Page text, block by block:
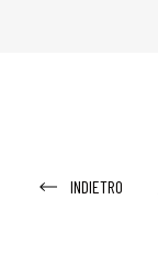
INDIETRO